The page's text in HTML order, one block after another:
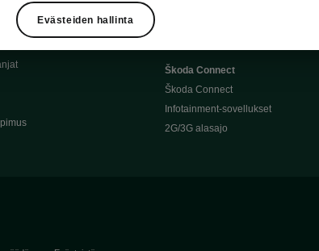
Škoda Connect
Škoda Connect
Infotainment-sovellukset
2G/3G alasajo
Evästeiden hallinta